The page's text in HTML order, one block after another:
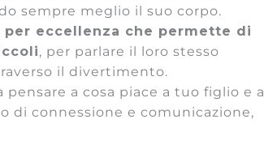
sempre meglio il suo corpo.
per eccellenza che permette di
, per parlare il loro stesso
il divertimento.
a cosa piace a tuo figlio e a
di connessione e comunicazione,